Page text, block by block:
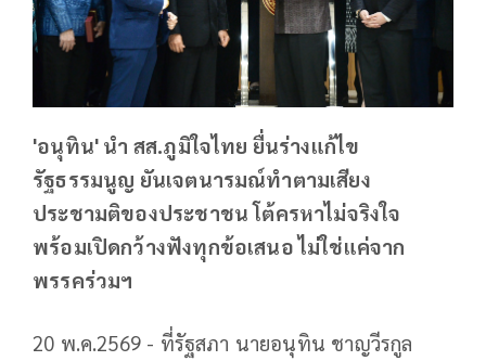
'อนุทิน' นํา สส.ภูมิใจไทย ยื่นร่างแก้ไข
รัฐธรรมนูญ ยันเจตนารมณ์ทำตามเสียง
ประชามติของประชาชน โต้ครหาไม่จริงใจ
พร้อมเปิดกว้างฟังทุกข้อเสนอ ไม่ใช่แค่จาก
พรรคร่วมฯ
20 พ.ค.2569 - ที่รัฐสภา นายอนุทิน ชาญวีรกูล